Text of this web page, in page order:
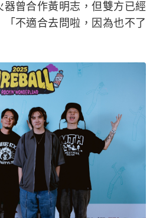
曾合作黃明志，但雙方已經
不適合去問啦，因為也不了